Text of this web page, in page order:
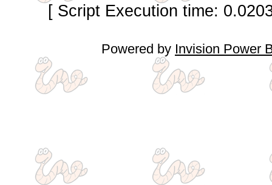
[ Script Execution time:
Powered by Invision Power